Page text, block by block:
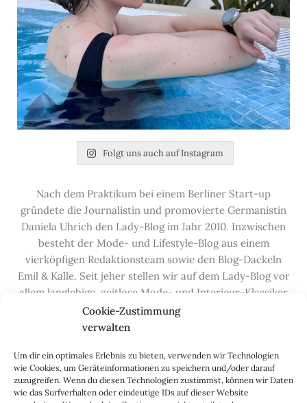
Cookie-Zustimmung
verwalten
Um dir ein optimales Erlebnis zu bieten, verwenden wir Technologien
wie Cookies, um Geräteinformationen zu speichern und/oder darauf
zuzugreifen. Wenn du diesen Technologien zustimmst, können wir Daten
wie das Surfverhalten oder eindeutige IDs auf dieser Website
Folgt uns auch auf Instagram
Nach dem Praktikum bei einem Berliner Start-up
gründete die Journalistin und promovierte Germanistin
Daniela Uhrich den Lady-Blog im Jahr 2010. Inzwischen
besteht der Mode- und Lifestyle-Blog aus einem
vierköpfigen Redaktionsteam sowie den Blog-Dackeln
Emil & Kalle. Seit jeher stellen wir auf dem Lady-Blog vor
allem langlebige, zeitlose Mode- und Interieur-Klassiker
vor, die hochwertig verarbeitet und unter guten
Bedingungen hergestellt wurden – gerne „Made in
Handwerksberufe und kleine feine Firmen, denen wir
hier auf dem Blog eine Präsentationsfläche bieten, sowie
alle Dinge, die das Leben ein bisschen schöner machen.